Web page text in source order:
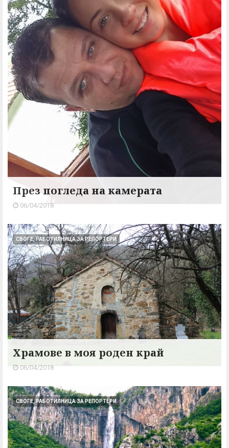
През погледа на камерата
06/04/2018
СВОГЕ, РАБОТИЛНИЦА ЗА РЕПОРТЕРИ
Храмове в моя роден край
06/04/2018
СВОГЕ, РАБОТИЛНИЦА ЗА РЕПОРТЕРИ